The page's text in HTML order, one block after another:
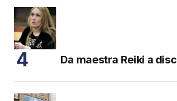
Da maestra Reiki a